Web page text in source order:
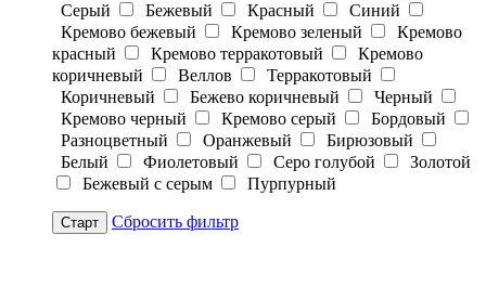
Серый
Бежевый Красный
Синий
Кремово бежевый
Кремово зеленый
Кремово
красный
Кремово терракотовый
Кремово
коричневый
Веллов
Терракотовый
Коричневый
Бежево коричневый
Черный
Кремово черный
Кремово серый
Бордовый
Разноцветный
Оранжевый
Бирюзовый
Белый
Фиолетовый Серо голубой
Золотой
Бежевый с серым
Пурпурный
Старт Сбросить фильтр